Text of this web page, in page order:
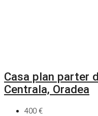
Casa plan parter
Centrala, Oradea
400 €